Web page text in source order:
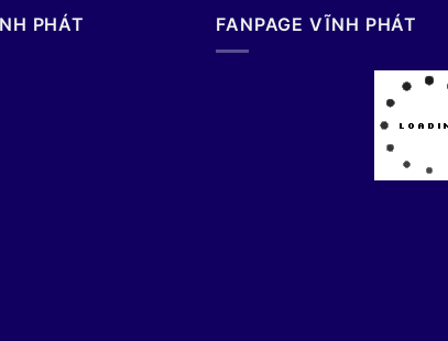
PHÁT FANPAGE VĨNH PHÁT